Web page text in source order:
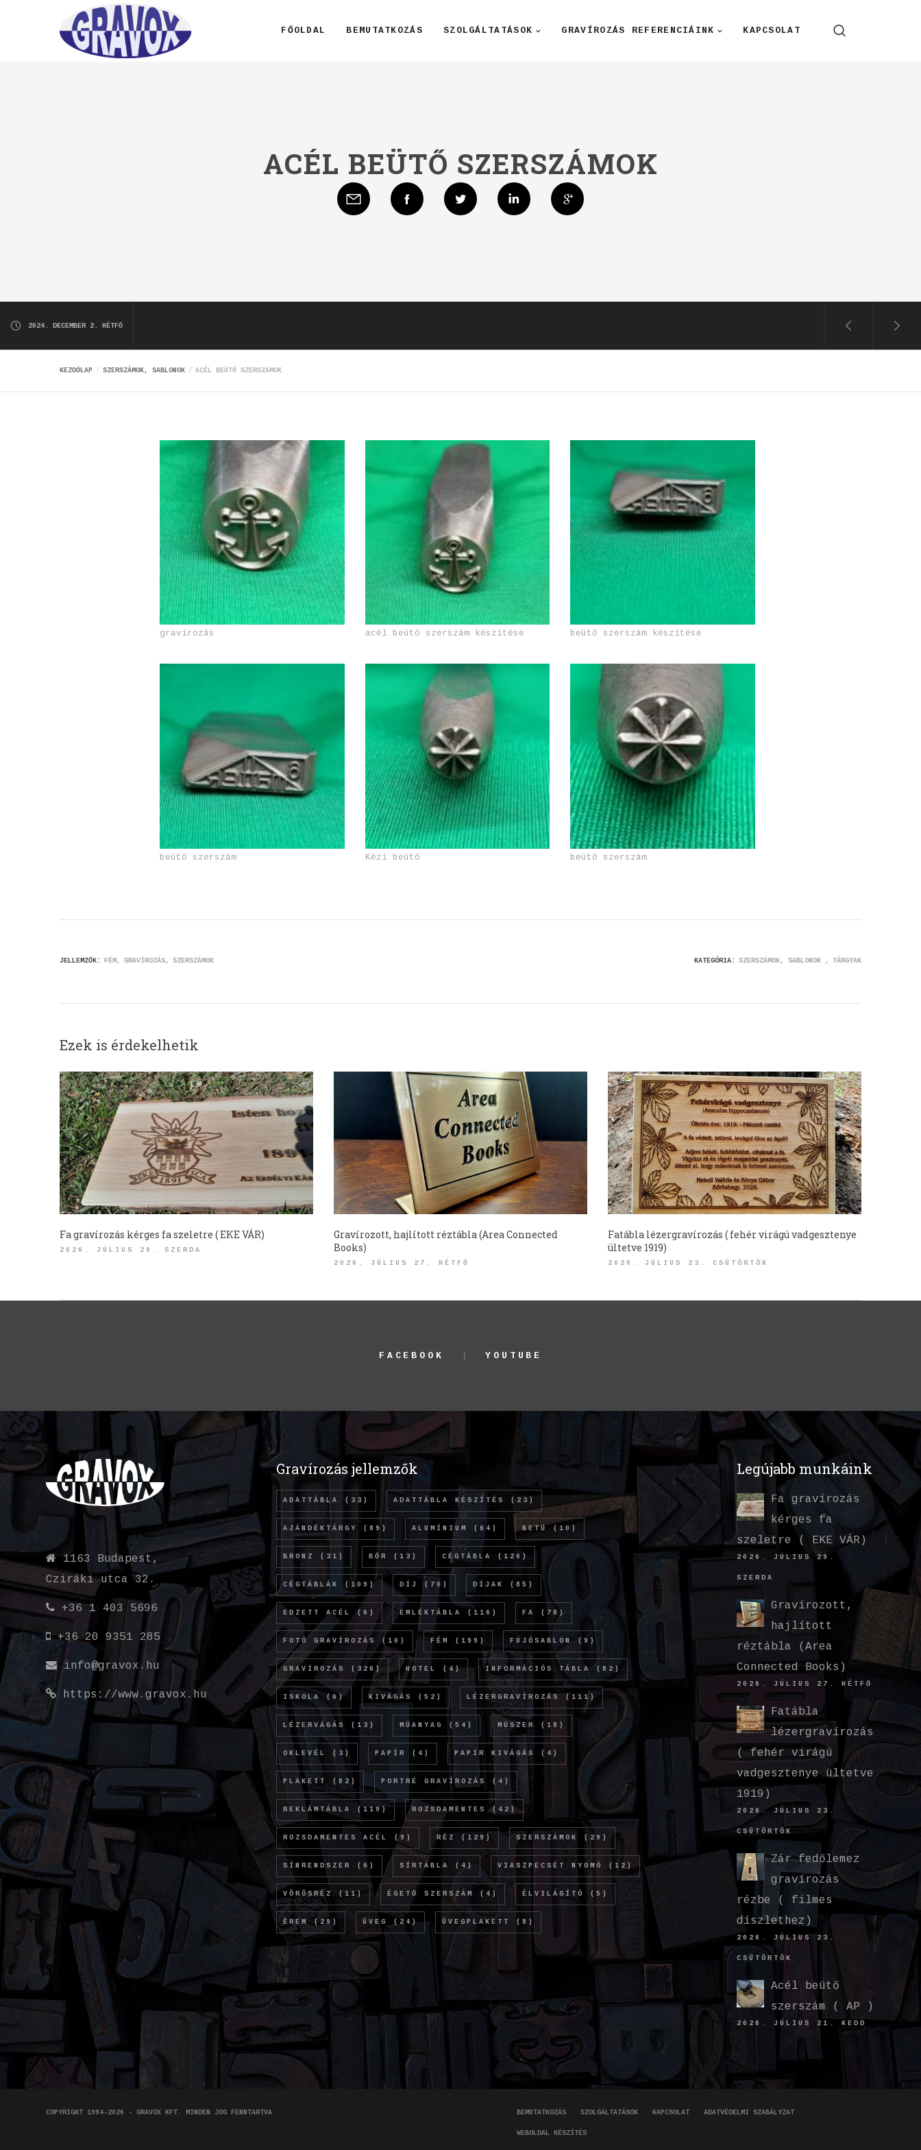
FŐOLDAL BEMUTATKOZÁS SZOLGÁLTATÁSOK GRAVÍROZÁS REFERENCIÁINK KAPCSOLAT
ACÉL BEÜTŐ SZERSZÁMOK
2024. DECEMBER 2. HÉTFŐ
KEZDŐLAP SZERSZÁMOK, SABLONOK ACÉL BEÜTŐ SZERSZÁMOK
gravírozás acél beütő szerszám készítése beütő szerszám készítése
beütő szerszám Kézi beütő beütő szerszám
JELLEMZŐK: FÉM GRAVÍROZÁS SZERSZÁMOK KATEGÓRIA: SZERSZÁMOK, SABLONOK TÁRGYAK
Ezek is érdekelhetik
Fa gravírozás kérges fa szeletre ( EKE VÁR)
2026. JÚLIUS 29. SZERDA
Gravírozott, hajlított réztábla (Area Connected
Books)
2026. JÚLIUS 27. HÉTFŐ
Fatábla lézergravírozás ( fehér virágú vadgesztenye
ültetve 1919)
2026. JÚLIUS 23. CSÜTÖRTÖK
FACEBOOK YOUTUBE
1163 Budapest,
Cziráki utca 32.
+36 1 403 5696
+36 20 9351 285
info@gravox.hu
https://www.gravox.hu
Gravírozás jellemzők
ADATTÁBLA (33) ADATTÁBLA KÉSZÍTÉS (23)
AJÁNDÉKTÁRGY (89) ALUMÍNIUM (64) BETŰ (10)
BRONZ (31) BŐR (13) CÉGTÁBLA (126)
CÉGTÁBLÁK (109) DÍJ (70) DÍJAK (85)
EDZETT ACÉL (6) EMLÉKTÁBLA (116) FA (78)
FOTÓ GRAVÍROZÁS (10) FÉM (199) FÚJÓSABLON (9)
GRAVÍROZÁS (326) HOTEL (4) INFORMÁCIÓS TÁBLA (82)
ISKOLA (6) KIVÁGÁS (52) LÉZERGRAVÍROZÁS (111)
LÉZERVÁGÁS (13) MŰANYAG (54) MŰSZER (18)
OKLEVÉL (3) PAPÍR (4) PAPÍR KIVÁGÁS (4)
PLAKETT (82) PORTRÉ GRAVÍROZÁS (4)
REKLÁMTÁBLA (119) ROZSDAMENTES (42)
ROZSDAMENTES ACÉL (9) RÉZ (129) SZERSZÁMOK (29)
SÍNRENDSZER (6) SÍRTÁBLA (4) VIASZPECSÉT NYOMÓ (12)
VÖRÖSRÉZ (11) ÉGETŐ SZERSZÁM (4) ÉLVILÁGÍTÓ (5)
ÉREM(29) ÜVEG (24) ÜVEGPLAKETT (8)
Legújabb munkáink
Fa gravírozás
kérges fa
szeletre ( EKE VÁR)
2026. JÚLIUS 29.
SZERDA
Gravírozott,
hajlított
réztábla (Area
Connected Books)
2026. JÚLIUS 27. HÉTFŐ
Fatábla
lézergravírozás
( fehér virágú
vadgesztenye ültetve
1919)
2026. JÚLIUS 23.
CSÜTÖRTÖK
Zár fedőlemez
gravírozás
rézbe ( filmes
díszlethez)
2026. JÚLIUS 23.
CSÜTÖRTÖK
Acél beütő
szerszám ( AP )
2026. JÚLIUS 21. KEDD
COPYRIGHT 1994-2026 - GRAVOX KFT. MINDEN JOG FENNTARTVA BEMUTATKOZÁS SZOLGÁLTATÁSOK KAPCSOLAT ADATVÉDELMI SZABÁLYZAT
WEBOLDAL KÉSZÍTÉS